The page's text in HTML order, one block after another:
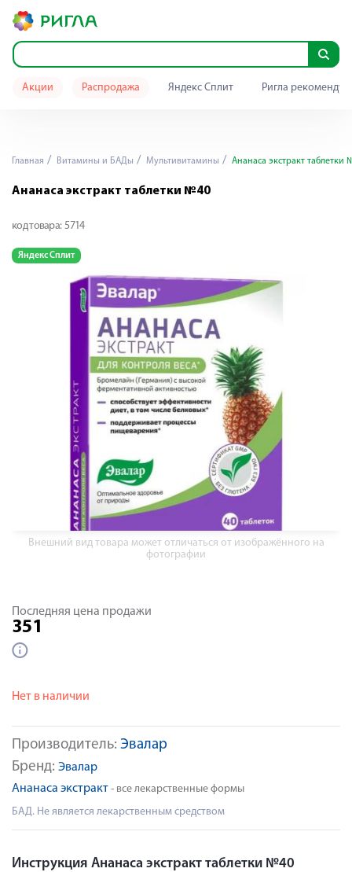
Акции Распродажа Яндекс Сплит Ригла
Главная Витамины и БАДы Мультивитамины Ананаса экстракт таблетки
Ананаса экстракт таблетки №40
код товара: 5714
Яндекс Сплит
Внешний вид товара может отличаться от изображённого на
фотографии
Производитель: Эвалар
Бренд: Эвалар
Ананаса экстракт - все лекарственные формы
БАД. Не является лекарственным средством
Последняя цена продажи
351
Нет в наличии
Инструкция Ананаса экстракт таблетки №40